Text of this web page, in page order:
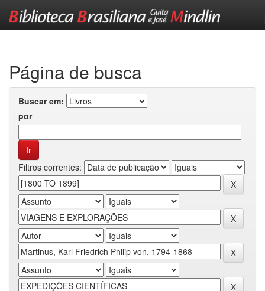
Página de busca
Buscar em:
por
Filtros correntes: